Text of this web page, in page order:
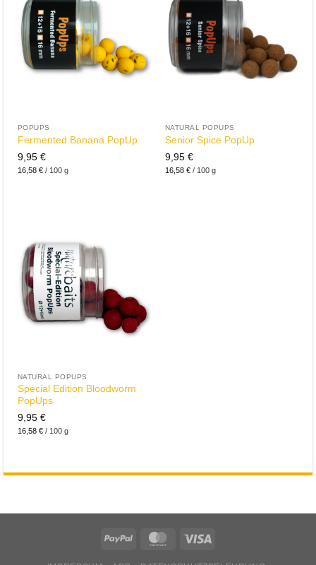
POPUPS
Fermented Banana PopUp
9,95 €
16,58 €/ 100 g
NATURAL POPUPS
Senior Spice PopUp
9,95 €
16,58 €/ 100 g
NATURAL POPUPS
Special Edition Bloodworm
PopUps
9,95 €
16,58 €/ 100 g